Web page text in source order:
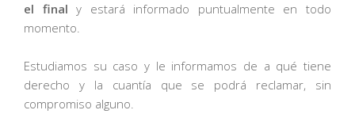
el final y estará informado puntualmente en todo
momento.
Estudiamos su caso y le informamos de a qué tiene
derecho y la cuantía que se podrá reclamar, sin
compromiso alguno.